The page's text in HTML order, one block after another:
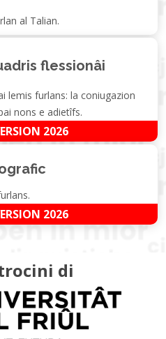
al Talian.
flessionâi
lemis furlans: la coniugazion
nons e adietîfs.
2026
2026
di